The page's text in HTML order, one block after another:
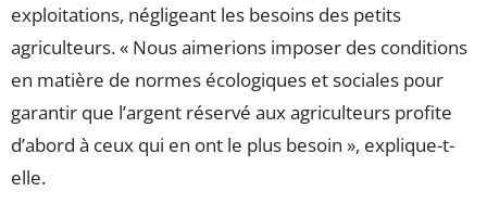
exploitations, négligeant les besoins des petits
agriculteurs. « Nous aimerions imposer des conditions
en matière de normes écologiques et sociales pour
garantir que l’argent réservé aux agriculteurs profite
d’abord à ceux qui en ont le plus besoin », explique-t-
elle.